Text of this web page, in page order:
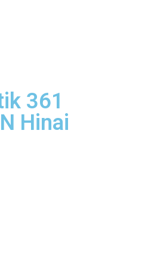
361
Hinai